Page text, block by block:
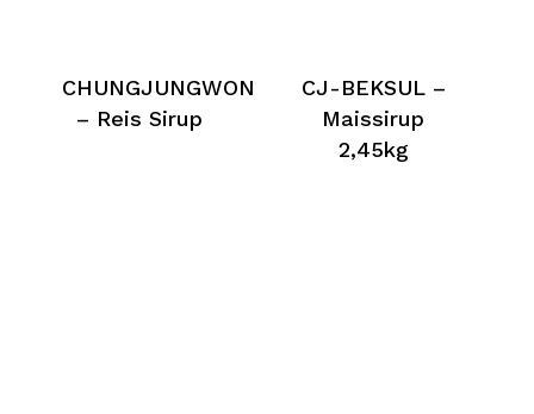
CHUNGJUNGWON
– Reis Sirup
CJ-BEKSUL –
Maissirup
2,45kg